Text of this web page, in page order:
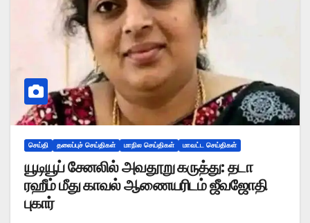
செய்தி தலைப்புச் செய்திகள் மாநில செய்திகள் மாவட்ட செய்திகள்
யூடியூப் சேனலில் அவதூறு கருத்து: தடா
ரஹீம் மீது காவல் ஆணையரிடம் ஜீவஜோதி
புகார்